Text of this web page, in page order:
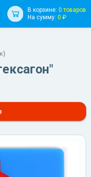
В корзине: 0 товаров
На сумму: 0 ₽